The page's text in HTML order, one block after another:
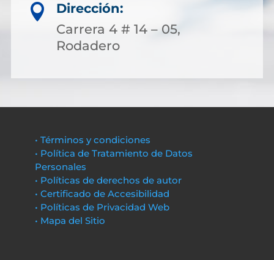

Dirección:
Carrera 4 # 14 – 05,
Rodadero
• Términos y condiciones
• Política de Tratamiento de Datos
Personales
• Políticas de derechos de autor
• Certificado de Accesibilidad
• Políticas de Privacidad Web
• Mapa del Sitio